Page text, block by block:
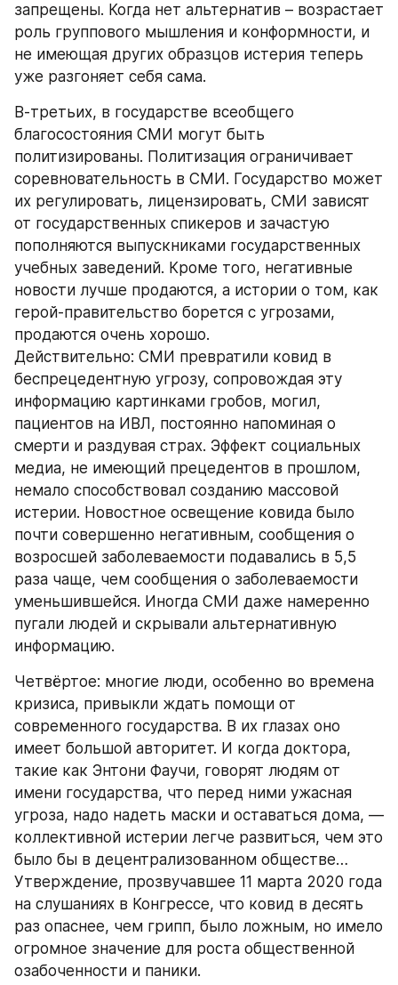
запрещены. Когда нет альтернатив – возрастает
роль группового мышления и конформности, и
не имеющая других образцов истерия теперь
уже разгоняет себя сама.
В-третьих, в государстве всеобщего
благосостояния СМИ могут быть
политизированы. Политизация ограничивает
соревновательность в СМИ. Государство может
их регулировать, лицензировать, СМИ зависят
от государственных спикеров и зачастую
пополняются выпускниками государственных
учебных заведений. Кроме того, негативные
новости лучше продаются, а истории о том, как
герой-правительство борется с угрозами,
продаются очень хорошо.
Действительно: СМИ превратили ковид в
беспрецедентную угрозу, сопровождая эту
информацию картинками гробов, могил,
пациентов на ИВЛ, постоянно напоминая о
смерти и раздувая страх. Эффект социальных
медиа, не имеющий прецедентов в прошлом,
немало способствовал созданию массовой
истерии. Новостное освещение ковида было
почти совершенно негативным, сообщения о
возросшей заболеваемости подавались в 5,5
раза чаще, чем сообщения о заболеваемости
уменьшившейся. Иногда СМИ даже намеренно
пугали людей и скрывали альтернативную
информацию.
Четвёртое: многие люди, особенно во времена
кризиса, привыкли ждать помощи от
современного государства. В их глазах оно
имеет большой авторитет. И когда доктора,
такие как Энтони Фаучи, говорят людям от
имени государства, что перед ними ужасная
угроза, надо надеть маски и оставаться дома, —
коллективной истерии легче развиться, чем это
было бы в децентрализованном обществе…
Утверждение, прозвучавшее 11 марта 2020 года
на слушаниях в Конгрессе, что ковид в десять
раз опаснее, чем грипп, было ложным, но имело
огромное значение для роста общественной
озабоченности и паники.